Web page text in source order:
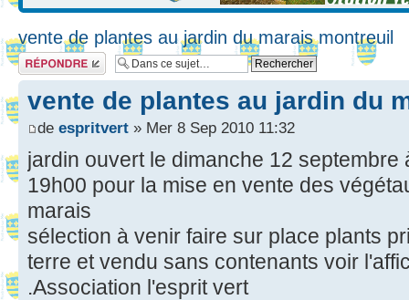
vente de plantes au jardin du marais montreuil
Répondre
vente de plantes au jardin du
de espritvert » Mer 8 Sep 2010 11:32
jardin ouvert le dimanche 12 septembre
19h00 pour la mise en vente des
marais
sélection à venir faire sur place plants
terre et vendu sans contenants voir
.Association l'esprit vert